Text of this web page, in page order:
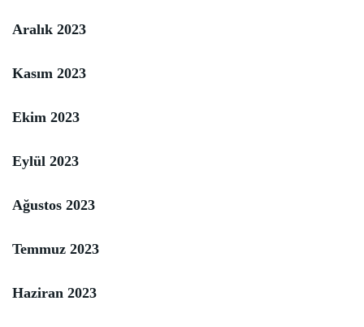
Aralık 2023
Kasım 2023
Ekim 2023
Eylül 2023
Ağustos 2023
Temmuz 2023
Haziran 2023